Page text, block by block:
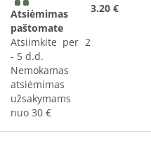
Atsiėmimas
paštomate
Atsiimkite per 2
- 5 d.d.
Nemokamas
atsiėmimas
užsakymams
nuo 30 €
3.20 €